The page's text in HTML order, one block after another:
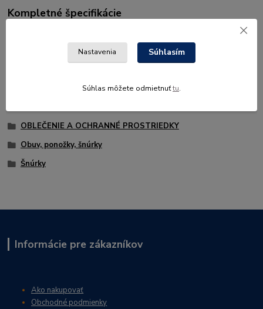
Kompletné špecifikácie
OBLEČENIE A OCHRANNÉ PROSTRIEDKY
Obuv, ponožky, šnúrky
Šnúrky
Informácie pre zákazníkov
Ako nakupovať
Obchodné podmienky
Nastavenia Súhlasím
Súhlas môžete odmietnuťtu.